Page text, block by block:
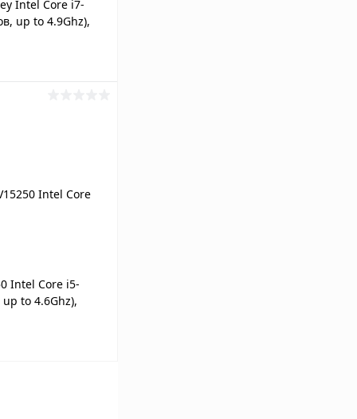
Intel Core i7-
up to 4.9Ghz),
GDDR6, 15.6"
Intel Core i5-
to 4.6Ghz),
Intel Iris Xe